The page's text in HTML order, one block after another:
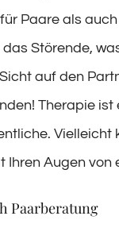
Paare als
Störende,
auf den
Therapie ist
Vielleicht
Augen von
Paarberatung